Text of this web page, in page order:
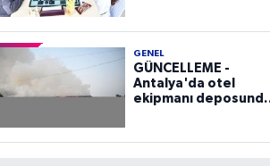
GENEL
GÜNCELLEME -
Antalya'da otel
ekipmanı